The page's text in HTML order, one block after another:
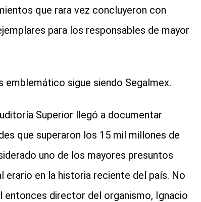
que rara vez concluyeron con
para los responsables de mayor
emblemático sigue siendo Segalmex.
Superior llegó a documentar
que superaron los 15 mil millones de
uno de los mayores presuntos
erario en la historia reciente del país. No
entonces director del organismo, Ignacio